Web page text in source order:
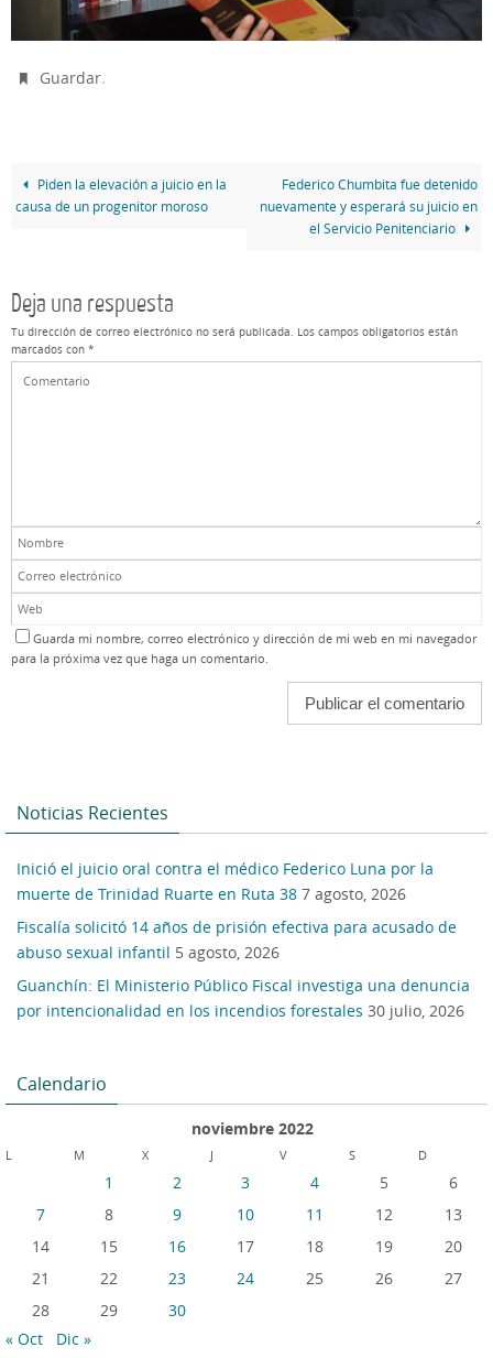
Guardar.
Piden la elevación a juicio en la
causa de un progenitor moroso
Federico Chumbita fue detenido
nuevamente y esperará su juicio en
el Servicio Penitenciario
Deja una respuesta
Tu dirección de correo electrónico no será publicada. Los campos obligatorios están
marcados con *
Guarda mi nombre, correo electrónico y dirección de mi web en mi navegador
para la próxima vez que haga un comentario.
Noticias Recientes
Inició el juicio oral contra el médico Federico Luna por la
muerte de Trinidad Ruarte en Ruta 38 7 agosto, 2026
Fiscalía solicitó 14 años de prisión efectiva para acusado de
abuso sexual infantil 5 agosto, 2026
Guanchín: El Ministerio Público Fiscal investiga una denuncia
por intencionalidad en los incendios forestales 30 julio, 2026
Calendario
noviembre 2022
L M X J V S D
1 2 3 4 5
6
7
8 9 10 11 12
13
14
15 16 17 18 19
20
21
22 23 24 25 26
27
28
29
30
« Oct
Dic »